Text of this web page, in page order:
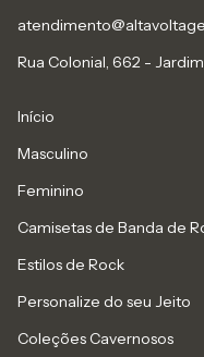
Rua Colonial, 662 -
Início
Masculino
Feminino
Camisetas de Banda de
Estilos de Rock
Personalize do seu Jeito
Coleções Cavernosos